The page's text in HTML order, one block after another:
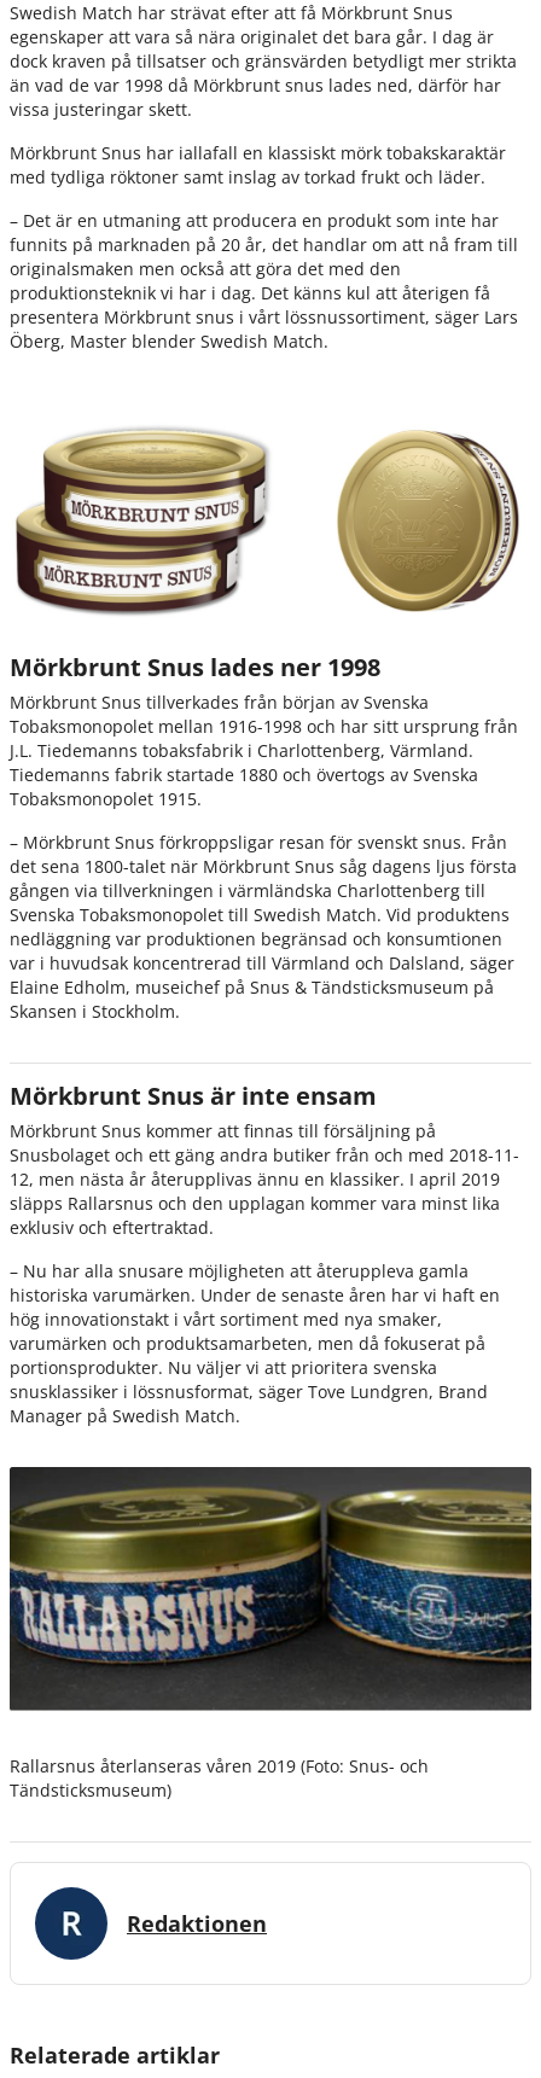
Swedish Match har strävat efter att få Mörkbrunt Snus
egenskaper att vara så nära originalet det bara går. I dag är
dock kraven på tillsatser och gränsvärden betydligt mer strikta
än vad de var 1998 då Mörkbrunt snus lades ned, därför har
vissa justeringar skett.
Mörkbrunt Snus har iallafall en klassiskt mörk tobakskaraktär
med tydliga röktoner samt inslag av torkad frukt och läder.
– Det är en utmaning att producera en produkt som inte har
funnits på marknaden på 20 år, det handlar om att nå fram till
originalsmaken men också att göra det med den
produktionsteknik vi har i dag. Det känns kul att återigen få
presentera Mörkbrunt snus i vårt lössnussortiment, säger Lars
Öberg, Master blender Swedish Match.
Mörkbrunt Snus lades ner 1998
Mörkbrunt Snus tillverkades från början av Svenska
Tobaksmonopolet mellan 1916-1998 och har sitt ursprung från
J.L. Tiedemanns tobaksfabrik i Charlottenberg, Värmland.
Tiedemanns fabrik startade 1880 och övertogs av Svenska
Tobaksmonopolet 1915.
– Mörkbrunt Snus förkroppsligar resan för svenskt snus. Från
det sena 1800-talet när Mörkbrunt Snus såg dagens ljus första
gången via tillverkningen i värmländska Charlottenberg till
Svenska Tobaksmonopolet till Swedish Match. Vid produktens
nedläggning var produktionen begränsad och konsumtionen
var i huvudsak koncentrerad till Värmland och Dalsland, säger
Elaine Edholm, museichef på Snus & Tändsticksmuseum på
Skansen i Stockholm.
Mörkbrunt Snus är inte ensam
Mörkbrunt Snus kommer att finnas till försäljning på
Snusbolaget och ett gäng andra butiker från och med 2018-11-
12, men nästa år återupplivas ännu en klassiker. I april 2019
släpps Rallarsnus och den upplagan kommer vara minst lika
exklusiv och eftertraktad.
– Nu har alla snusare möjligheten att återuppleva gamla
historiska varumärken. Under de senaste åren har vi haft en
hög innovationstakt i vårt sortiment med nya smaker,
varumärken och produktsamarbeten, men då fokuserat på
portionsprodukter. Nu väljer vi att prioritera svenska
snusklassiker i lössnusformat, säger Tove Lundgren, Brand
Manager på Swedish Match.
Rallarsnus återlanseras våren 2019 (Foto: Snus- och
Tändsticksmuseum)
Redaktionen
Relaterade artiklar